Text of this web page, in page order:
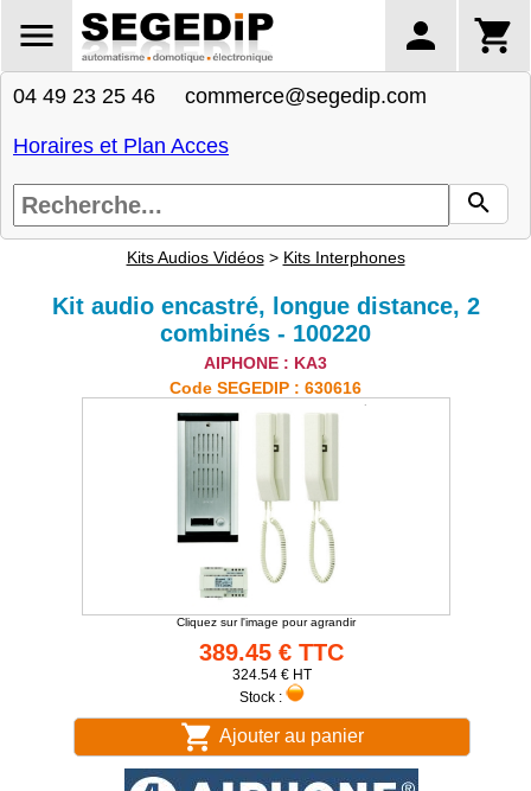
04 49 23 25 46 commerce@segedip.com
Horaires et Plan Acces
Kits Audios Vidéos> Kits Interphones
Kit audio encastré, longue distance, 2
combinés - 100220
AIPHONE : KA3
Code SEGEDIP : 630616
Cliquez sur l'image pour agrandir
389.45 € TTC
324.54 € HT
Stock :
Ajouter au panier